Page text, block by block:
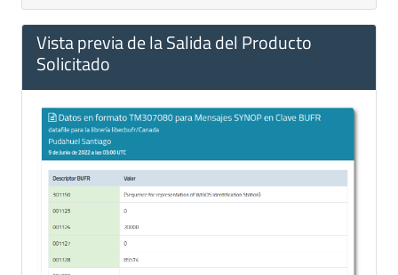
Vista previa de la Salida del Producto
Solicitado